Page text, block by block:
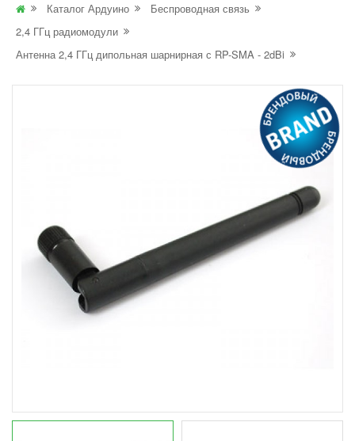
Каталог Ардуино
Беспроводная связь
2,4 ГГц радиомодули
Антенна 2,4 ГГц дипольная шарнирная с RP-SMA - 2dBi